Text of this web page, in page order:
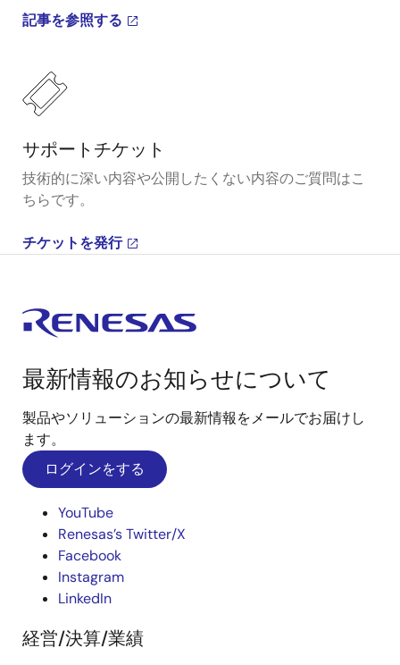
記事を参照する
サポートチケット
技術的に深い内容や公開したくない内容のご質問はこ
ちらです。
チケットを発行
最新情報のお知らせについて
製品やソリューションの最新情報をメールでお届けし
ます。
ログインをする
YouTube
Renesas’s Twitter/X
Facebook
Instagram
LinkedIn
経営/決算/業績